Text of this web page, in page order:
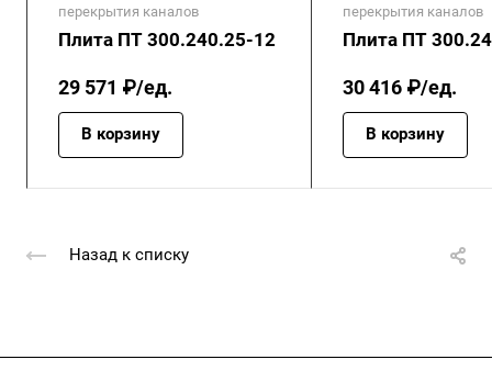
перекрытия каналов
Плита ПТ 300.240.25-12
29 571 ₽/ед.
В корзину
перекрытия каналов
Плита ПТ
30 416 ₽/ед.
В корзину
Назад к списку